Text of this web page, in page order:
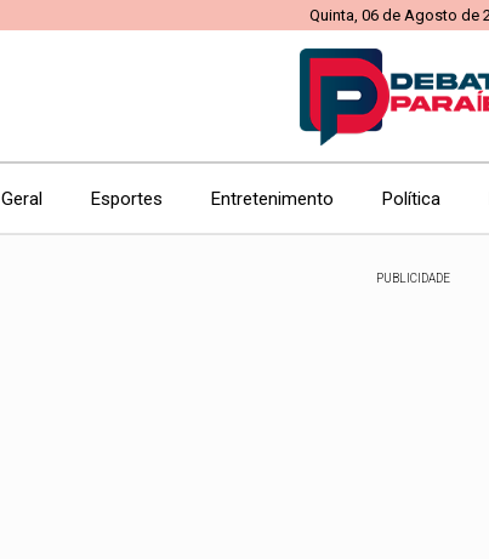
Quinta, 06 de Agosto de
Geral Esportes Entretenimento Política
PUBLICIDADE